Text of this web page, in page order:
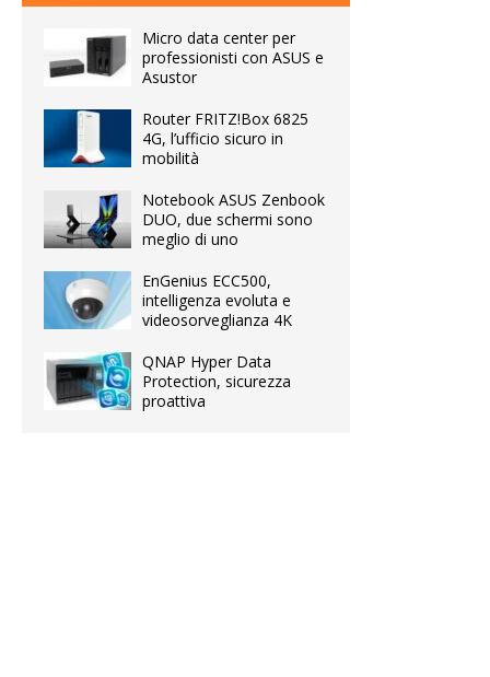
Micro data center per
professionisti con ASUS e
Asustor
Router FRITZ!Box 6825
4G, l’ufficio sicuro in
mobilità
Notebook ASUS Zenbook
DUO, due schermi sono
meglio di uno
EnGenius ECC500,
intelligenza evoluta e
videosorveglianza 4K
QNAP Hyper Data
Protection, sicurezza
proattiva